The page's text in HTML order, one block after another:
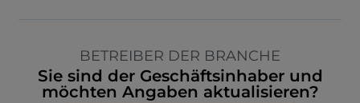
BETREIBER DER BRANCHE
Sie sind der Geschäftsinhaber und
möchten Angaben aktualisieren?